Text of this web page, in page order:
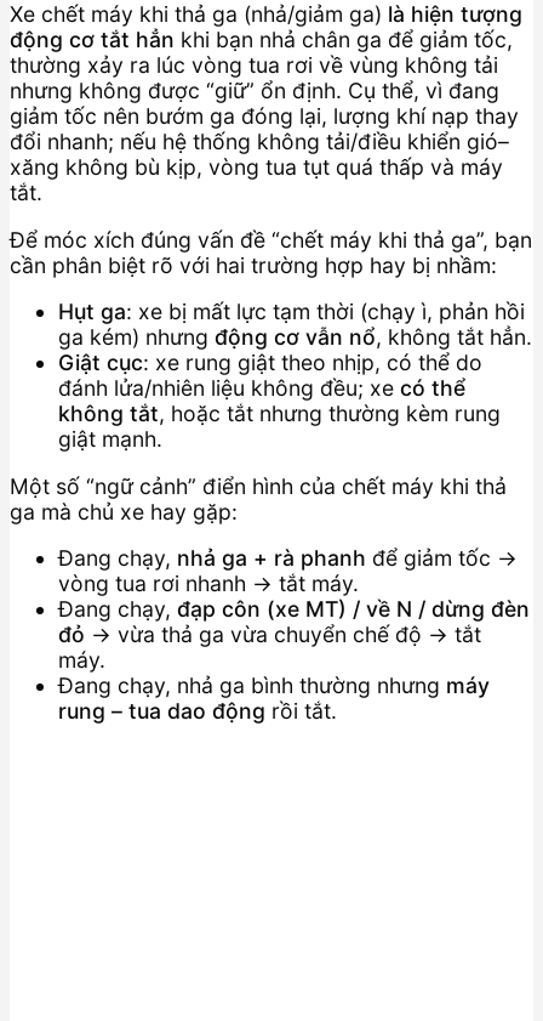
Xe chết máy khi thả ga (nhả/giảm ga) là hiện tượng
động cơ tắt hẳn khi bạn nhả chân ga để giảm tốc,
thường xảy ra lúc vòng tua rơi về vùng không tải
nhưng không được “giữ” ổn định. Cụ thể, vì đang
giảm tốc nên bướm ga đóng lại, lượng khí nạp thay
đổi nhanh; nếu hệ thống không tải/điều khiển gió–
xăng không bù kịp, vòng tua tụt quá thấp và máy
tắt.
Để móc xích đúng vấn đề “chết máy khi thả ga”, bạn
cần phân biệt rõ với hai trường hợp hay bị nhầm:
Hụt ga: xe bị mất lực tạm thời (chạy ì, phản hồi
ga kém) nhưng động cơ vẫn nổ, không tắt hẳn.
Giật cục: xe rung giật theo nhịp, có thể do
đánh lửa/nhiên liệu không đều; xe có thể
không tắt, hoặc tắt nhưng thường kèm rung
giật mạnh.
Một số “ngữ cảnh” điển hình của chết máy khi thả
ga mà chủ xe hay gặp:
Đang chạy, nhả ga + rà phanh để giảm tốc →
vòng tua rơi nhanh → tắt máy.
Đang chạy, đạp côn (xe MT) / về N / dừng đèn
đỏ → vừa thả ga vừa chuyển chế độ → tắt
máy.
Đang chạy, nhả ga bình thường nhưng máy
rung – tua dao động rồi tắt.